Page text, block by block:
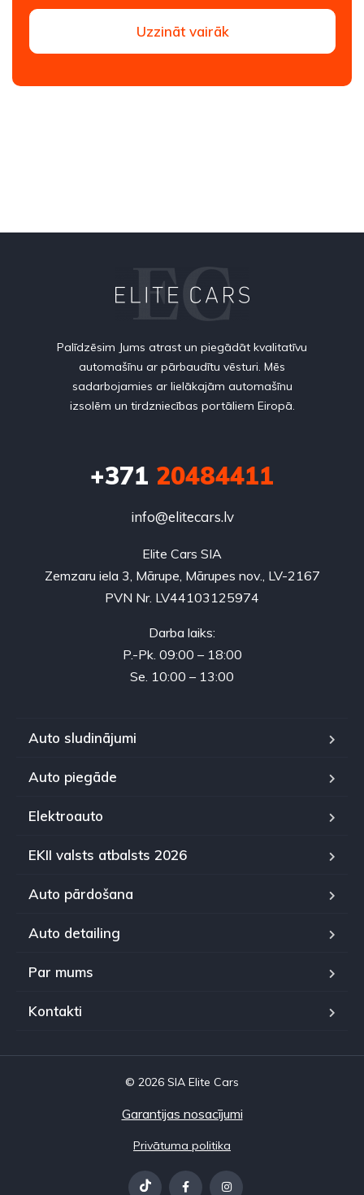
Uzzināt vairāk
Palīdzēsim Jums atrast un piegādāt kvalitatīvu
automašīnu ar pārbaudītu vēsturi. Mēs
sadarbojamies ar lielākajām automašīnu
izsolēm un tirdzniecības portāliem Eiropā.
+371 20484411
info@elitecars.lv
Elite Cars SIA
Zemzaru iela 3, Mārupe, Mārupes nov., LV-2167
PVN Nr. LV44103125974
Darba laiks:
P.-Pk. 09:00 – 18:00
Se. 10:00 – 13:00
Auto sludinājumi
Auto piegāde
Elektroauto
EKII valsts atbalsts 2026
Auto pārdošana
Auto detailing
Par mums
Kontakti
© 2026 SIA Elite Cars
Garantijas nosacījumi
Privātuma politika